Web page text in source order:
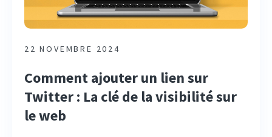
22 NOVEMBRE 2024
Comment ajouter un lien sur
Twitter : La clé de la visibilité sur
le web